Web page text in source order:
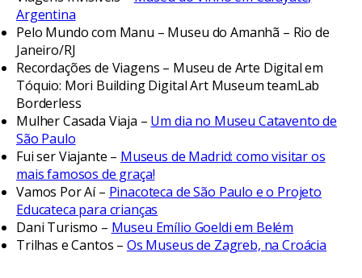
Argentina
Pelo Mundo com Manu – Museu do Amanhã – Rio de
Janeiro/RJ
Recordações de Viagens – Museu de Arte Digital em
Tóquio: Mori Building Digital Art Museum teamLab
Borderless
Mulher Casada Viaja – Um dia no Museu Catavento de
São Paulo
Fui ser Viajante – Museus de Madrid: como visitar os
mais famosos de graça!
Vamos Por Aí – Pinacoteca de São Paulo e o Projeto
Educateca para crianças
Dani Turismo – Museu Emílio Goeldi em Belém
Trilhas e Cantos – Os Museus de Zagreb, na Croácia